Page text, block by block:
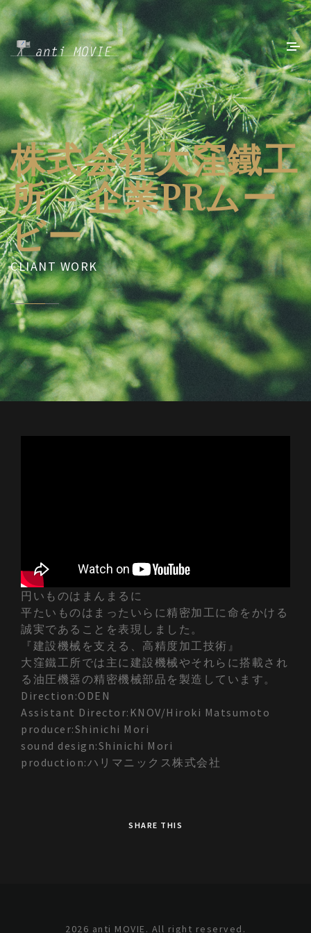
株式会社大窪鐵工
所 – 企業PRムー
ビー
CLIANT WORK
円いものはまんまるに
平たいものはまったいらに精密加工に命をかける
誠実であることを表現しました。
『建設機械を支える、高精度加工技術』
大窪鐵工所では主に建設機械やそれらに搭載され
る油圧機器の精密機械部品を製造しています。
Direction:ODEN
Assistant Director:KNOV/Hiroki Matsumoto
producer:Shinichi Mori
sound design:Shinichi Mori
production:ハリマニックス株式会社
SHARE THIS
2026 anti MOVIE. All right reserved.